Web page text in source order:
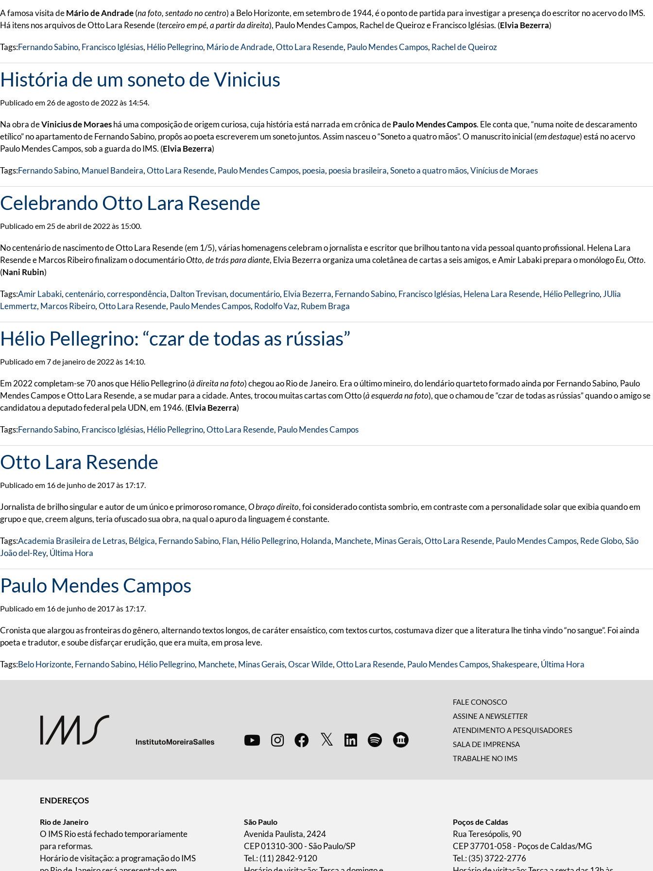
A famosa visita deMário de Andrade(na foto, sentado no centro) a Belo Horizonte, em setembro de 1944, é o ponto de partida para investigar a presença do escritor no acervo do IMS.
Há itens nos arquivos de Otto Lara Resende (terceiro em pé, a partir da direita), Paulo Mendes Campos, Rachel de Queiroz e Francisco Iglésias. (Elvia Bezerra)
Tags:Fernando Sabino, Francisco Iglésias, Hélio Pellegrino, Mário de Andrade,Otto Lara Resende, Paulo Mendes Campos, Rachel de Queiroz
História de um soneto de Vinicius
Publicado em 26 de agosto de 2022 às 14:54.
Na obra deVinicius de Moraeshá uma composição de origem curiosa, cuja história está narrada em crônica dePaulo Mendes Campos. Ele conta que, “numa noite de descaramento
etílico” no apartamento de Fernando Sabino, propôs ao poeta escreverem um soneto juntos. Assim nasceu o “Soneto a quatro mãos”. O manuscrito inicial (em destaque) está no acervo
Paulo Mendes Campos, sob a guarda do IMS. (Elvia Bezerra)
Tags:Fernando Sabino, Manuel Bandeira,Otto Lara Resende, Paulo Mendes Campos, poesia, poesia brasileira,Soneto a quatro mãos,Vinícius de Moraes
Celebrando Otto Lara Resende
Publicado em 25 de abril de 2022 às 15:00.
No centenário de nascimento de Otto Lara Resende (em 1/5), várias homenagens celebram o jornalista e escritor que brilhou tanto na vida pessoal quanto profissional. Helena Lara
Resende e Marcos Ribeiro finalizam o documentárioOtto, de trás para diante, Elvia Bezerra organiza uma coletânea de cartas a seis amigos, e Amir Labaki prepara o monólogoEu, Otto.
(Nani Rubin)
Tags:Amir Labaki,centenário,correspondência, Dalton Trevisan,documentário, Elvia Bezerra, Fernando Sabino, Francisco Iglésias, Helena Lara Resende, Hélio Pellegrino, JUlia
Lemmertz, Marcos Ribeiro,Otto Lara Resende, Paulo Mendes Campos, Rodolfo Vaz, Rubem Braga
Hélio Pellegrino: “czar de todas as rússias”
Publicado em 7 de janeiro de 2022 às 14:10.
Em 2022 completam-se 70 anos que Hélio Pellegrino (à direita na foto) chegou ao Rio de Janeiro. Era o último mineiro, do lendário quarteto formado ainda por Fernando Sabino, Paulo
Mendes Campos e Otto Lara Resende, a se mudar para a cidade. Antes, trocou muitas cartas com Otto (à esquerda na foto), que o chamou de “czar de todas as rússias” quando o amigo se
candidatou a deputado federal pela UDN, em 1946. (Elvia Bezerra)
Tags:Fernando Sabino, Francisco Iglésias, Hélio Pellegrino,Otto Lara Resende, Paulo Mendes Campos
Otto Lara Resende
Publicado em 16 de junho de 2017 às 17:17.
Jornalista de brilho singular e autor de um único e primoroso romance,O braço direito, foi considerado contista sombrio, em contraste com a personalidade solar que exibia quando em
grupo e que, creem alguns, teria ofuscado sua obra, na qual o apuro da linguagem é constante.
Tags:Academia Brasileira de Letras, Bélgica, Fernando Sabino, Flan, Hélio Pellegrino, Holanda, Manchete, Minas Gerais,Otto Lara Resende, Paulo Mendes Campos, Rede Globo,São
João del-Rey, Última Hora
Paulo Mendes Campos
Publicado em 16 de junho de 2017 às 17:17.
Cronista que alargou as fronteiras do gênero, alternando textos longos, de caráter ensaístico, com textos curtos, costumava dizer que a literatura lhe tinha vindo “no sangue”. Foi ainda
poeta e tradutor, e soube disfarçar erudição, que era muita, em prosa leve.
Tags:Belo Horizonte, Fernando Sabino, Hélio Pellegrino, Manchete, Minas Gerais,Oscar Wilde,Otto Lara Resende, Paulo Mendes Campos,Shakespeare, Última Hora
FALE CONOSCO
ASSINE A NEWSLETTER
ATENDIMENTO A PESQUISADORES
SALA DE IMPRENSA
TRABALHE NO IMS
ENDEREÇOS
Rio de Janeiro
O IMS Rio está fechado temporariamente
para reformas.
Horário de visitação: a programação do IMS
São Paulo
Avenida Paulista, 2424
CEP 01310-300 - São Paulo/SP
Tel.: (11) 2842-9120
Poços de Caldas
Rua Teresópolis, 90
CEP 37701-058 - Poços de Caldas/MG
Tel.: (35) 3722-2776